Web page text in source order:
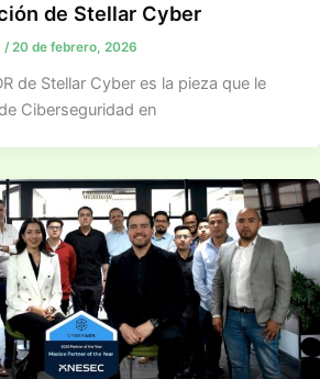
de Stellar Cyber
/20 de febrero, 2026
de Stellar Cyber es la pieza que le
Ciberseguridad en